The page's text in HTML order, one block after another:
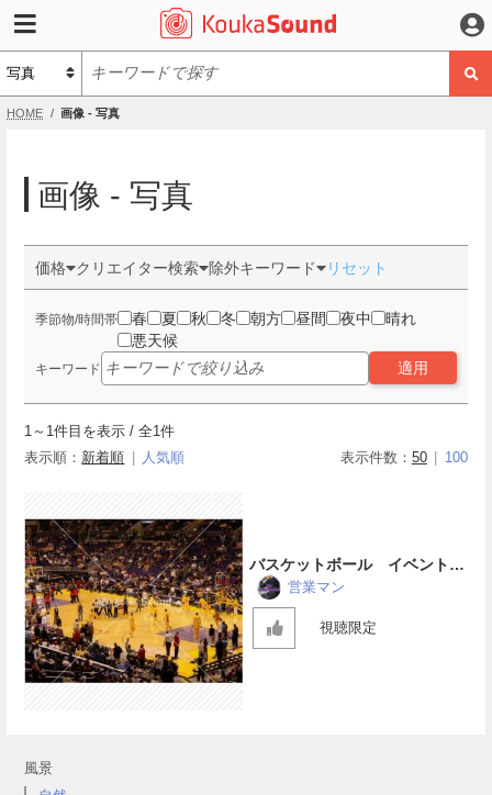
HOME 画像 - 写真
風景
画像 - 写真
価格 クリエイター検索 除外キーワード リセット
季節物/時間帯 春 夏 秋 冬 朝方 昼間 夜中
晴れ
悪天候
キーワード 適用
1 ～ 1件目を表示 / 全1件
表示順： 新着順 人気順 表示件数： 50 100
バスケットボール イベントの
雰囲気営業マン
視聴限定